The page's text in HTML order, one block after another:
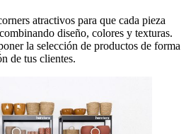
atractivos para que cada pieza
diseño, colores y texturas.
la selección de productos de forma
de tus clientes.